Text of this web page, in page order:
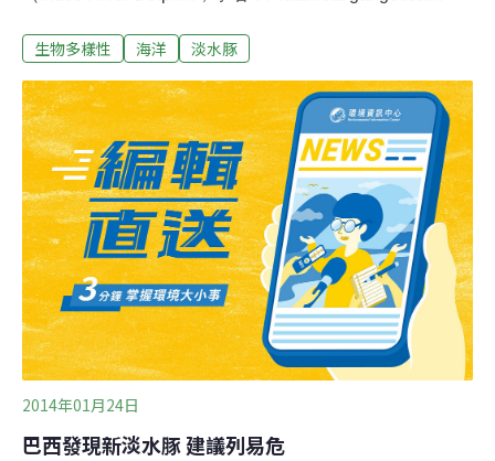
技術用於亞洲淡水豚。利用衛星追蹤技術 追蹤三隻瀕絕印
性，自蘇庫爾（Sukkur）的灌溉渠道中獲救後，由獸醫進
行局部麻醉並裝上衛星發報器，最終成功放回印度河。傳
回的初始衛星數據顯示發報器運作無礙，科學家們期待在
未來幾週內，將能首次獲得關於印度河豚的寶貴資訊。
「這個開創性的計畫，是印度河豚長期保護工作的一個重
要里程碑，我們期望它能帶來有關印度河豚的移動、行為
和棲息地的大量資訊。」主持此次衛星追蹤計畫的WWF淡
水豚倡議亞洲協調員可汗（Uzma Khan）博士說。印度河
豚已經瀕臨滅絕，且每年都有個體被困在灌
生物多樣性 海洋 淡水豚
2014年01月24日
巴西發現新淡水豚 建議列易危